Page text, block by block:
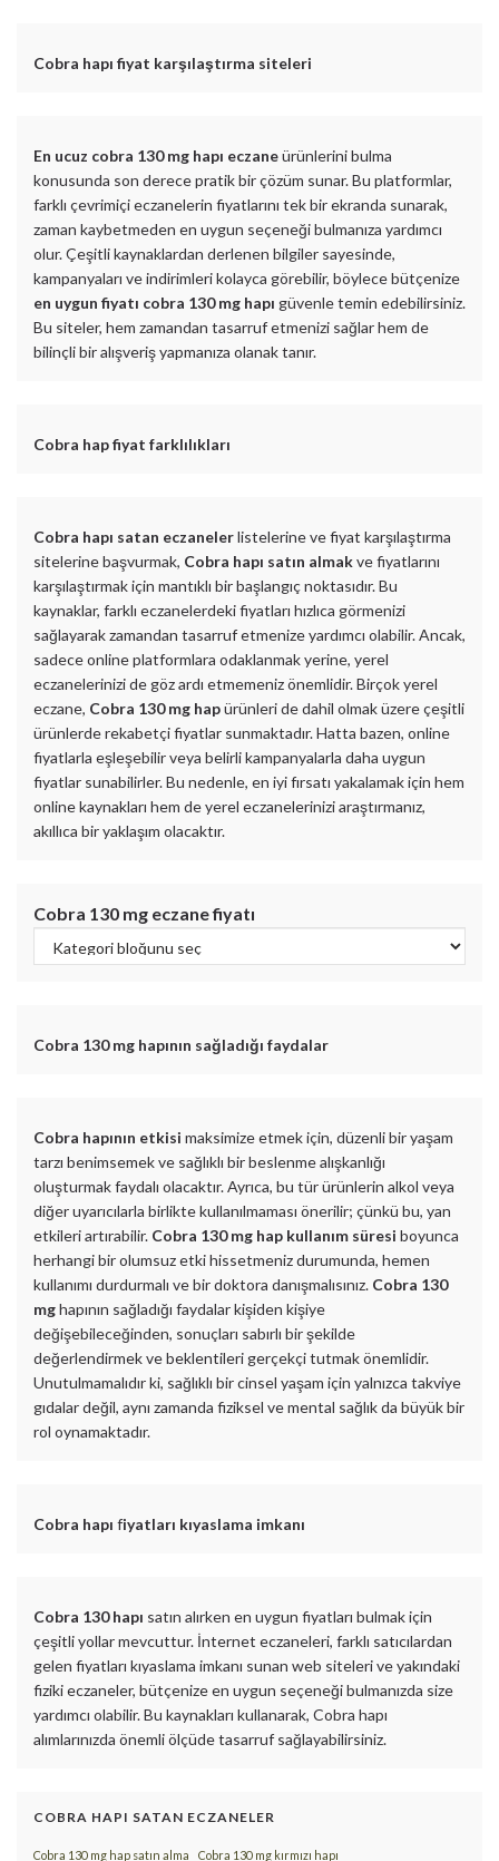
Cobra hapı fiyat karşılaştırma siteleri
En ucuz cobra 130 mg hapı eczaneürünlerini bulma
konusunda son derece pratik bir çözüm sunar. Bu platformlar,
farklı çevrimiçi eczanelerin fiyatlarını tek bir ekranda sunarak,
zaman kaybetmeden en uygun seçeneği bulmanıza yardımcı
olur. Çeşitli kaynaklardan derlenen bilgiler sayesinde,
kampanyaları ve indirimleri kolayca görebilir, böylece bütçenize
en uygun fiyatı cobra 130 mg hapı güvenle temin edebilirsiniz.
Bu siteler, hem zamandan tasarruf etmenizi sağlar hem de
bilinçli bir alışveriş yapmanıza olanak tanır.
Cobra hap fiyat farklılıkları
Cobra hapı satan eczanelerlistelerine ve fiyat karşılaştırma
sitelerine başvurmak, Cobra hapı satın almakve fiyatlarını
karşılaştırmak için mantıklı bir başlangıç noktasıdır. Bu
kaynaklar, farklı eczanelerdeki fiyatları hızlıca görmenizi
sağlayarak zamandan tasarruf etmenize yardımcı olabilir. Ancak,
sadece online platformlara odaklanmak yerine, yerel
eczanelerinizi de göz ardı etmemeniz önemlidir. Birçok yerel
eczane, Cobra 130 mg hapürünleri de dahil olmak üzere çeşitli
ürünlerde rekabetçi fiyatlar sunmaktadır. Hatta bazen, online
fiyatlarla eşleşebilir veya belirli kampanyalarla daha uygun
fiyatlar sunabilirler. Bu nedenle, en iyi fırsatı yakalamak için hem
online kaynakları hem de yerel eczanelerinizi araştırmanız,
akıllıca bir yaklaşım olacaktır.
Cobra 130 mg eczane fiyatı
Cobra 130 mg hapının sağladığı faydalar
Cobra hapının etkisi maksimize etmek için, düzenli bir yaşam
tarzı benimsemek ve sağlıklı bir beslenme alışkanlığı
oluşturmak faydalı olacaktır. Ayrıca, bu tür ürünlerin alkol veya
diğer uyarıcılarla birlikte kullanılmaması önerilir; çünkü bu, yan
etkileri artırabilir. Cobra 130 mg hap kullanım süresi boyunca
herhangi bir olumsuz etki hissetmeniz durumunda, hemen
kullanımı durdurmalı ve bir doktora danışmalısınız. Cobra 130
mghapının sağladığı faydalar kişiden kişiye
değişebileceğinden, sonuçları sabırlı bir şekilde
değerlendirmek ve beklentileri gerçekçi tutmak önemlidir.
Unutulmamalıdır ki, sağlıklı bir cinsel yaşam için yalnızca takviye
gıdalar değil, aynı zamanda fiziksel ve mental sağlık da büyük bir
rol oynamaktadır.
Cobra hapı fiyatları kıyaslama imkanı
Cobra 130 hapı satın alırken en uygun fiyatları bulmak için
çeşitli yollar mevcuttur. İnternet eczaneleri, farklı satıcılardan
gelen fiyatları kıyaslama imkanı sunan web siteleri ve yakındaki
fiziki eczaneler, bütçenize en uygun seçeneği bulmanızda size
yardımcı olabilir. Bu kaynakları kullanarak, Cobra hapı
alımlarınızda önemli ölçüde tasarruf sağlayabilirsiniz.
COBRA HAPI SATAN ECZANELER
Cobra 130 mg hap satın alma Cobra 130 mg kırmızı hapı